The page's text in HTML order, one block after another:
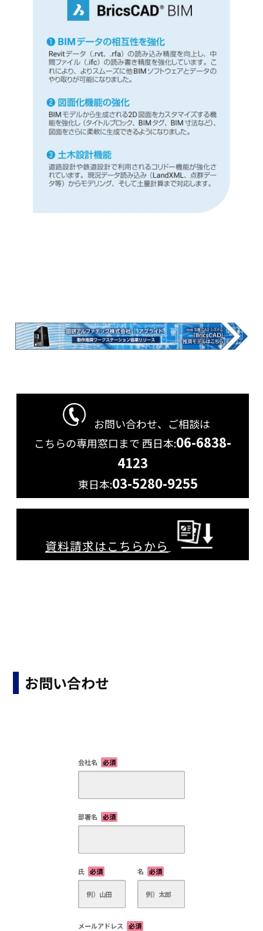
お問い合わせ、ご相談は
こちらの専用窓口まで西日本:06-6838-
4123
東日本:03-5280-9255
資料請求はこちらから
お問い合わせ
会社名 必須
部署名 必須
氏 必須 名 必須
メールアドレス 必須